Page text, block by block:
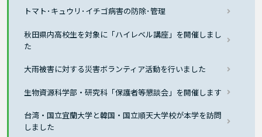
トマト･キュウリ･イチゴ病害の防除･管理
秋田県内高校生を対象に「ハイレベル講座」を開催しまし
た
大雨被害に対する災害ボランティア活動を行いました
生物資源科学部・研究科「保護者等懇談会」を開催します
台湾・国立宜蘭大学と韓国・国立順天大学校が本学を訪問
しました